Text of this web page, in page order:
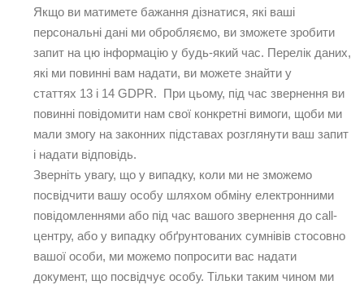
Якщо ви матимете бажання дізнатися, які ваші
персональні дані ми обробляємо, ви зможете зробити
запит на цю інформацію у будь-який час. Перелік даних,
які ми повинні вам надати, ви можете знайти у
статтях 13 і 14 GDPR. При цьому, під час звернення ви
повинні повідомити нам свої конкретні вимоги, щоби ми
мали змогу на законних підставах розглянути ваш запит
і надати відповідь.
Зверніть увагу, що у випадку, коли ми не зможемо
посвідчити вашу особу шляхом обміну електронними
повідомленнями або під час вашого звернення до call-
центру, або у випадку обґрунтованих сумнівів стосовно
вашої особи, ми можемо попросити вас надати
документ, що посвідчує особу. Тільки таким чином ми